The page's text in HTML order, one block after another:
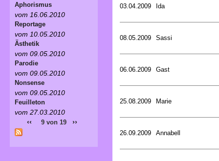
03.04.2009 Ida
08.05.2009 Sassi
06.06.2009 Gast
25.08.2009 Marie
26.09.2009 Annabell
Aphorismus
vom 16.06.2010
Reportage
vom 10.05.2010
Ästhetik
vom 09.05.2010
Parodie
vom 09.05.2010
Nonsense
vom 09.05.2010
Feuilleton
vom 27.03.2010
‹‹ 9 von 19 ››